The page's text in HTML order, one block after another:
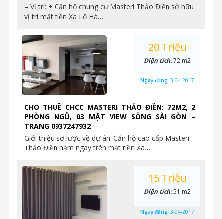
– Vị trí: + Căn hộ chung cư Masteri Thảo Điền sở hữu
vị trí mặt tiền Xa Lộ Hà…
CHO THUÊ CHCC MASTERI THẢO ĐIỀN: 72M2, 2
PHÒNG NGỦ, 03 MẶT VIEW SÔNG SÀI GÒN –
TRANG 0937247932
Giới thiệu sơ lược về dự án: Căn hộ cao cấp Masteri
Thảo Điền nằm ngay trên mặt tiền Xa…
20 Triệu
Diện tích:72 m2
Ngày đăng: 3-04-2017
15 Triệu
Diện tích:51 m2
Ngày đăng: 3-04-2017